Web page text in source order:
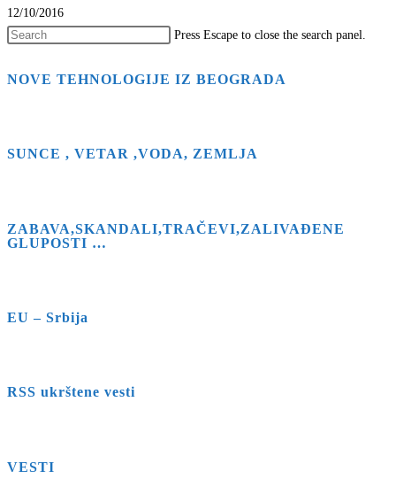
12/10/2016
Press Escape to close the search panel.
NOVE TEHNOLOGIJE IZ BEOGRADA
SUNCE , VETAR ,VODA, ZEMLJA
ZABAVA,SKANDALI,TRAČEVI,ZALIVAĐENE
GLUPOSTI …
EU – Srbija
RSS ukrštene vesti
VESTI